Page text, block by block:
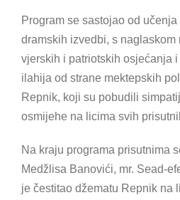
Program se sastojao od
dramskih izvedbi, s
vjerskih i patriotskih osjećanja
ilahija od strane mektepskih
Repnik, koji su pobudili
osmijehe na licima svih
Na kraju programa prisutnima
Medžlisa Banovići, mr. Sead-
je čestitao džematu Repnik na